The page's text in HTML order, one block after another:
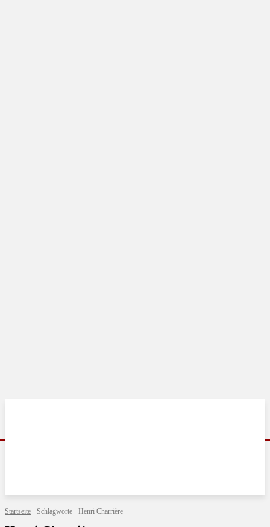
Startseite Schlagworte Henri Charrière